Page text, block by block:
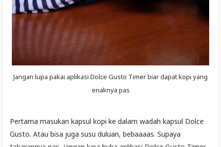
Jangan lupa pakai aplikasi Dolce Gusto Timer biar dapat kopi yang
enaknya pas
Pertama masukan kapsul kopi ke dalam wadah kapsul Dolce
Gusto. Atau bisa juga susu duluan, bebaaaas. Supaya